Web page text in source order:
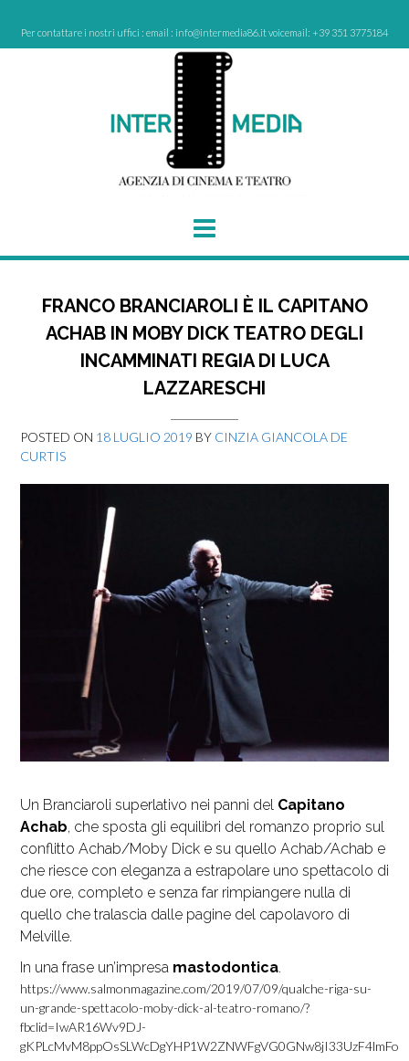
content
Per contattare i nostri uffici : email : info@intermedia86.it voicemail: +39 351 3775184
FRANCO BRANCIAROLI È IL CAPITANO
ACHAB IN MOBY DICK TEATRO DEGLI
INCAMMINATI REGIA DI LUCA
LAZZARESCHI
POSTED ON 18 LUGLIO 2019 BY CINZIA GIANCOLA DE
CURTIS
Un Branciaroli superlativo nei panni del Capitano
Achab, che sposta gli equilibri del romanzo proprio sul
conflitto Achab/Moby Dick e su quello Achab/Achab e
che riesce con eleganza a estrapolare uno spettacolo di
due ore, completo e senza far rimpiangere nulla di
quello che tralascia dalle pagine del capolavoro di
Melville.
In una frase un’impresa mastodontica.
https://www.salmonmagazine.com/2019/07/09/qualche-riga-su-
un-grande-spettacolo-moby-dick-al-teatro-romano/?
fbclid=IwAR16Wv9DJ-
gKPLcMvM8ppOsSLWcDgYHP1W2ZNWFgVG0GNw8jI33UzF4lmFo